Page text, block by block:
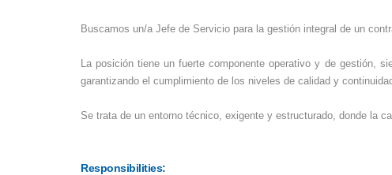
Buscamos un/a Jefe de Servicio para la gestión integral de un
La posición tiene un fuerte componente operativo y de gestión,
garantizando el cumplimiento de los niveles de calidad y
Se trata de un entorno técnico, exigente y estructurado, donde la
Responsibilities: